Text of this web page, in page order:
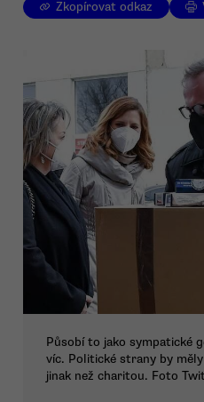
Zkopírovat odkaz
Působí to jako sympatické
víc. Politické strany by
jinak než charitou. Foto